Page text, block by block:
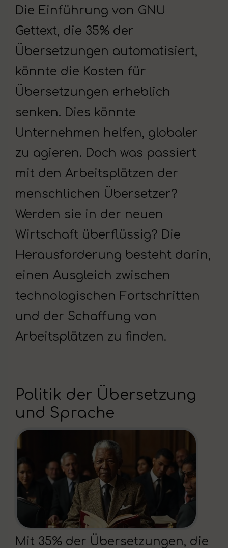
Die Einführung von GNU
Gettext, die 35% der
Übersetzungen automatisiert,
könnte die Kosten für
Übersetzungen erheblich
senken. Dies könnte
Unternehmen helfen, globaler
zu agieren. Doch was passiert
mit den Arbeitsplätzen der
menschlichen Übersetzer?
Werden sie in der neuen
Wirtschaft überflüssig? Die
Herausforderung besteht darin,
einen Ausgleich zwischen
technologischen Fortschritten
und der Schaffung von
Arbeitsplätzen zu finden.
Politik der Übersetzung
und Sprache
Mit 35% der Übersetzungen, die